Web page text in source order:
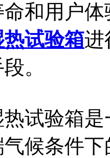
和用户
试验箱进
。
试验箱
候条件